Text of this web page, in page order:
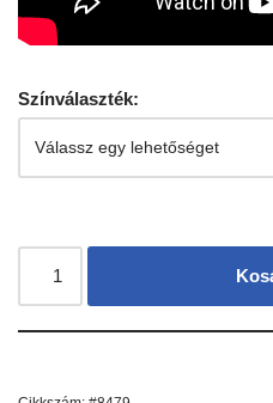
Színválaszték: